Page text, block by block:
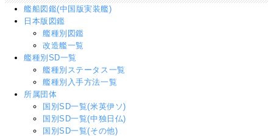
艦船図鑑(中国版実装艦)
日本版図鑑
艦種別図鑑
改造艦一覧
艦種別SD一覧
艦種別ステータス一覧
艦種別入手方法一覧
所属団体
国別SD一覧(米英伊ソ)
国別SD一覧(中独日仏)
国別SD一覧(その他)